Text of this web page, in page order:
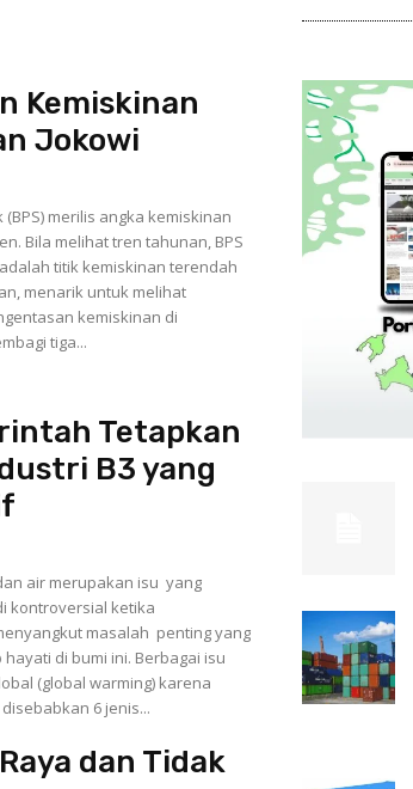
Kemiskinan
Jokowi
merilis angka kemiskinan
Bila melihat tren tahunan, BPS
titik kemiskinan terendah
menarik untuk melihat
kemiskinan di
ini membagi tiga...
Tetapkan
B3 yang
air merupakan isu yang
kontroversial ketika
masalah penting yang
ini. Berbagai isu
(global warming) karena
6 jenis...
dan Tidak